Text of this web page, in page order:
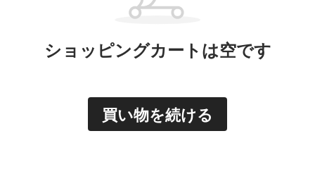
ショッピングカートは空です
買い物を続ける